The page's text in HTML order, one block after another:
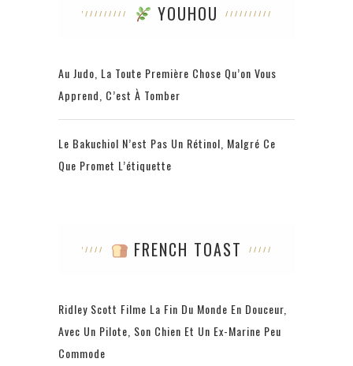
YOUHOU
Au Judo, La Toute Première Chose Qu’on Vous
Apprend, C’est À Tomber
Le Bakuchiol N’est Pas Un Rétinol, Malgré Ce
Que Promet L’étiquette
FRENCH TOAST
Ridley Scott Filme La Fin Du Monde En Douceur,
Avec Un Pilote, Son Chien Et Un Ex-Marine Peu
Commode